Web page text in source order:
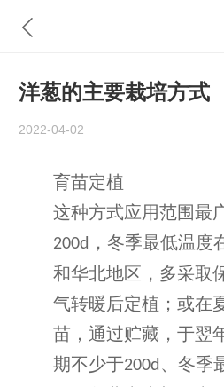
洋葱的主要栽培方式
2022-04-02
育苗定植
这种方式应用范围最
200d ，冬季最低温度
和华北地区，多采取
气转暖后定植；或在
苗，通过贮藏，于翌
期不少于200d 、冬季